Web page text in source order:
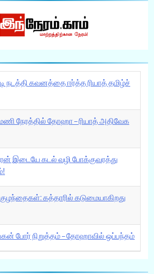
நடத்தி கவனத்தை ஈர்த்த ரியாத் தமிழ்ச்
நேரத்தில் தோஹா – ரியாத் அதிவேக
இடையே கடல் வழி போக்குவரத்து
கத்தாரில் கடுமையாகிறது
போர் நிறுத்தம் – தோஹாவில் ஒப்பந்தம்